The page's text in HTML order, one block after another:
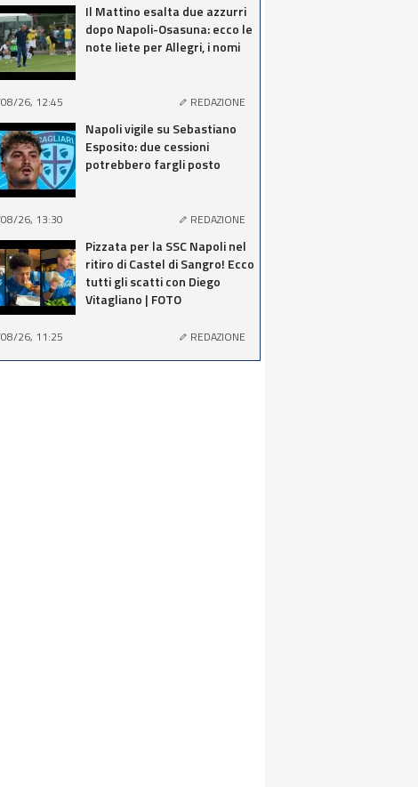
Il Mattino esalta due azzurri
dopo Napoli-Osasuna: ecco le
note liete per Allegri, i nomi
26, 12:45 REDAZIONE
Napoli vigile su Sebastiano
Esposito: due cessioni
potrebbero fargli posto
26, 13:30 REDAZIONE
Pizzata per la SSC Napoli nel
ritiro di Castel di Sangro! Ecco
tutti gli scatti con Diego
Vitagliano | FOTO
26, 11:25 REDAZIONE